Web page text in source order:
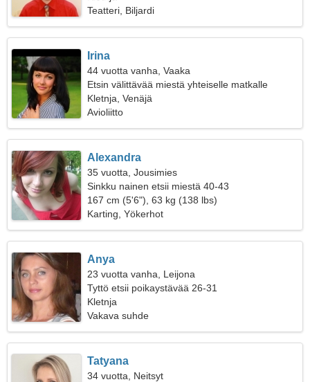
Teatteri, Biljardi
Irina
44 vuotta vanha, Vaaka
Etsin välittävää miestä yhteiselle matkalle
Kletnja, Venäjä
Avioliitto
Alexandra
35 vuotta, Jousimies
Sinkku nainen etsii miestä 40-43
167 cm (5'6"), 63 kg (138 lbs)
Karting, Yökerhot
Anya
23 vuotta vanha, Leijona
Tyttö etsii poikaystävää 26-31
Kletnja
Vakava suhde
Tatyana
34 vuotta, Neitsyt